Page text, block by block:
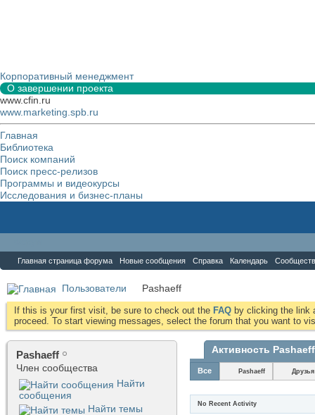
Корпоративный менеджмент
О завершении проекта
www.cfin.ru
www.marketing.spb.ru
Главная
Библиотека
Поиск компаний
Поиск пресс-релизов
Программы и видеокурсы
Исследования и бизнес-планы
Главная страница форума Новые сообщения Справка Календарь
Пользователи Pashaeff
If this is your first visit, be sure to check out the FAQ by clicking the link
proceed. To start viewing messages, select the forum that you want to
Pashaeff
Член сообщества
Найти
сообщения
Найти темы
Активность Pashaeff
Все Pashaeff Друзья
No Recent Activity